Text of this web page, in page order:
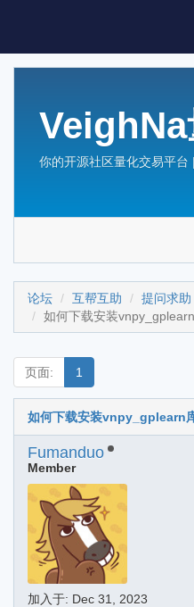
你的开源社区量化交易平台
论坛 互帮互助
提问求助
如何下载安装
页面: 1
如何下载安装vnpy_gplearn
Fumanduo
Member
加入于: Dec 31, 2023